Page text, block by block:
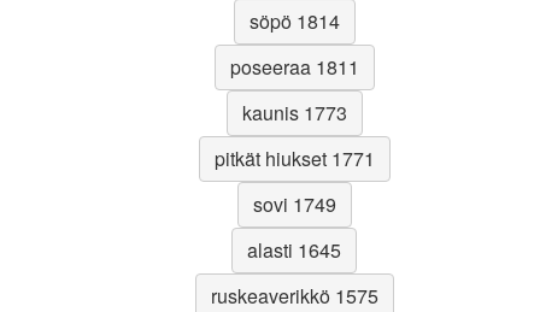
söpö 1814
poseeraa 1811
kaunis 1773
pitkät hiukset 1771
sovi 1749
alasti 1645
ruskeaverikkö 1575